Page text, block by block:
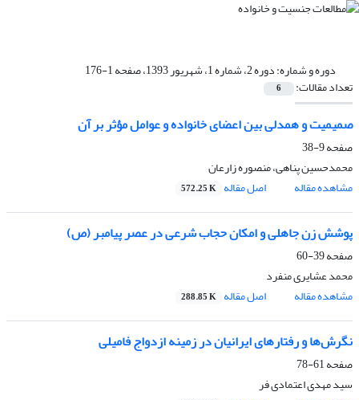
دوره و شماره:دوره 2، شماره 1، شهریور 1393، صفحه 1-176
تعداد مقالات: 6
صمیمیت و همدلی بین اعضای خانواده و عوامل مؤثر بر آن
صفحه9-38
محمدحسین پناهی، منصوره زارعان
مشاهده مقاله
اصل مقاله 572.25 K
پوشش زن جاهلی و امکان حجاب شرعی در عصر پیامبر (ص)
صفحه39-60
محمد عشایری منفرد
مشاهده مقاله
اصل مقاله 288.85 K
نگرش‌ها و رفتارهای ایرانیان در زمینه ازدواج فامیلی
صفحه61-78
سید مهدی اعتمادی فر